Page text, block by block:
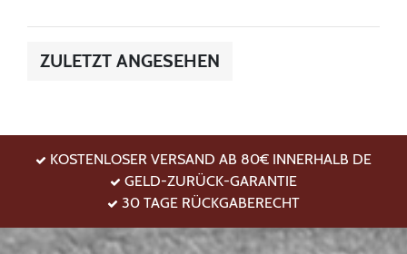
ZULETZT ANGESEHEN
KOSTENLOSER VERSAND AB 80€ INNERHALB DE
GELD-ZURÜCK-GARANTIE
30 TAGE RÜCKGABERECHT